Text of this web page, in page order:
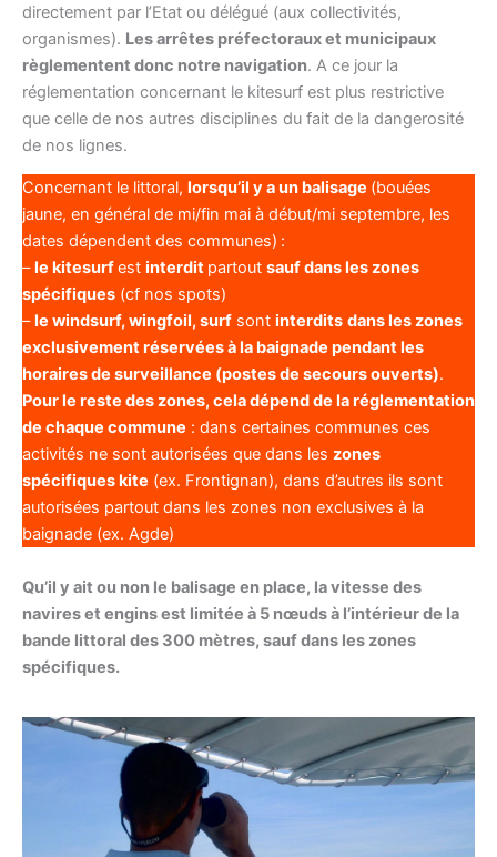
directement par l’Etat ou délégué (aux collectivités,
organismes). Les arrêtes préfectoraux et municipaux
règlementent donc notre navigation. A ce jour la
réglementation concernant le kitesurf est plus restrictive
que celle de nos autres disciplines du fait de la dangerosité
de nos lignes.
Concernant le littoral, lorsqu’il y a un balisage (bouées
jaune, en général de mi/fin mai à début/mi septembre, les
dates dépendent des communes) :
–le kitesurfest interdit partout sauf dans les zones
spécifiques (cf nos spots)
–le windsurf, wingfoil, surf sont interdits dans les zones
exclusivement réservées à la baignade pendant les
horaires de surveillance (postes de secours ouverts).
Pour le reste des zones, cela dépend de la réglementation
de chaque commune : dans certaines communes ces
activités ne sont autorisées que dans les zones
spécifiques kite (ex. Frontignan), dans d’autres ils sont
autorisées partout dans les zones non exclusives à la
baignade (ex. Agde)
Qu’il y ait ou non le balisage en place, la vitesse des
navires et engins est limitée à 5 nœuds à l’intérieur de la
bande littoral des 300 mètres, sauf dans les zones
spécifiques.